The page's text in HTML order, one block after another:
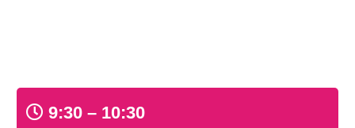
9:30 – 10:30